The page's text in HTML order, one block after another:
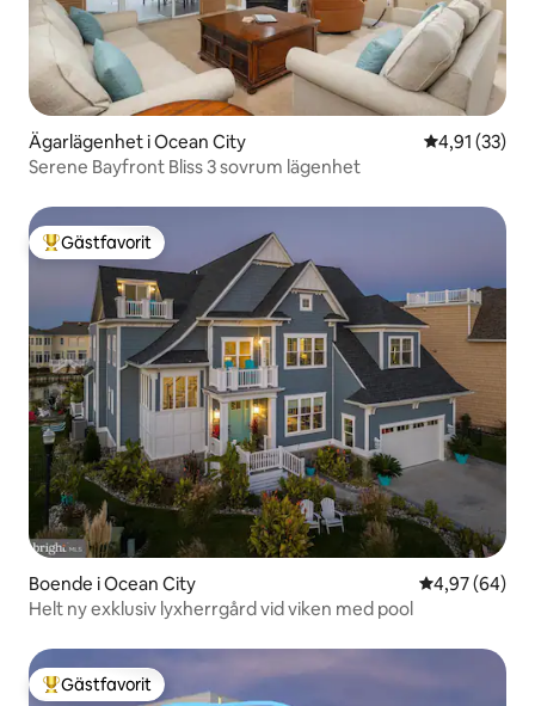
Ägarlägenhet i Ocean City 4,91 av 5 i
4,91 (33)
Serene Bayfront Bliss 3 sovrum lägenhet
Populär gästfavorit
Gästfavorit
Boende i Ocean City 4,97 av 5 i
4,97 (64)
Helt ny exklusiv lyxherrgård vid viken med pool
Populär gästfavorit
Gästfavorit